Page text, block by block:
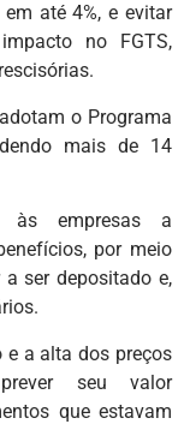
até 4%, e evitar
no FGTS,
o Programa
mais de 14
às empresas a
por meio
ser depositado e,
e a alta dos preços
seu valor
que estavam